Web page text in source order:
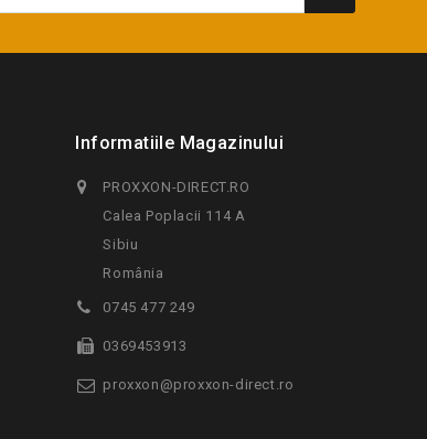
Informatiile Magazinului
PROXXON-DIRECT.RO
Calea Poplacii 114 A
Sibiu
România
0745 477 249
0369453913
proxxon@proxxon-direct.ro